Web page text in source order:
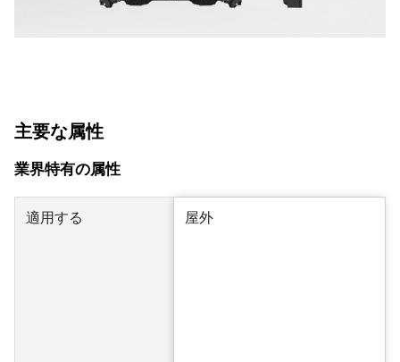
主要な属性
業界特有の属性
適用する 屋外